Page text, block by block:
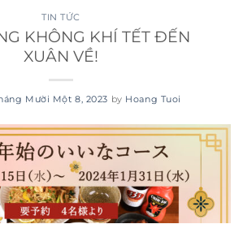
TIN TỨC
KHÔNG KHÍ TẾT ĐẾN
XUÂN VỀ!
Mười Một 8, 2023 by Hoang Tuoi